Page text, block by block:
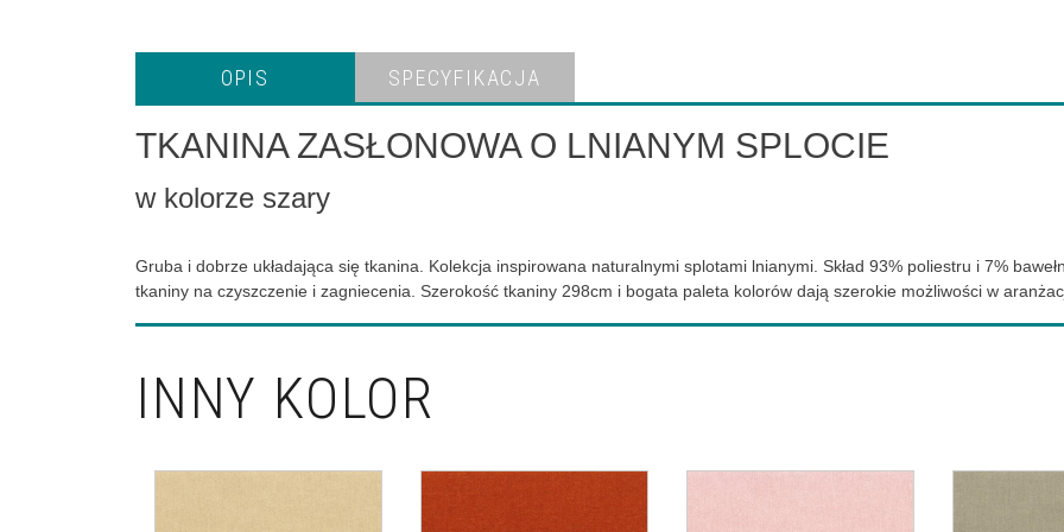
OPIS SPECYFIKACJA
TKANINA ZASŁONOWA O LNIANYM SPLOCIE
w kolorze szary
Gruba i dobrze układająca się tkanina. Kolekcja inspirowana naturalnymi splotami lnianymi. Skład 93% poliestru i 7%
tkaniny na czyszczenie i zagniecenia. Szerokość tkaniny 298cm i bogata paleta kolorów dają szerokie możliwości w
INNY KOLOR